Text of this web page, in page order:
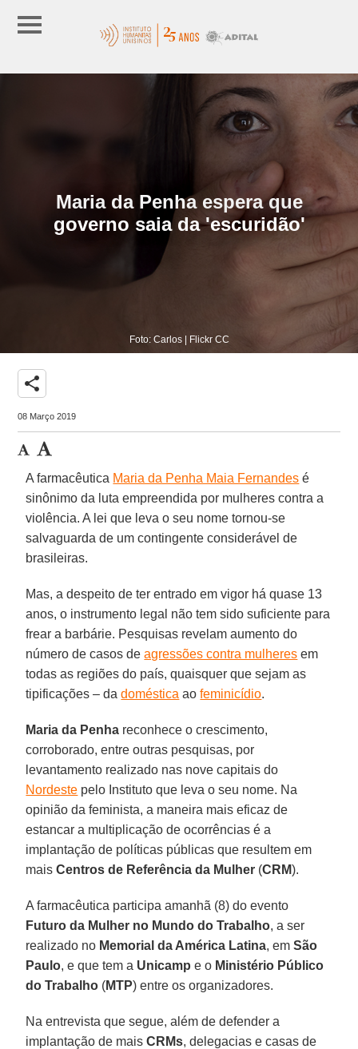
Maria da Penha espera que
governo saia da 'escuridão'
Foto: Carlos | Flickr CC
share
08 Março 2019
A farmacêutica Maria da Penha Maia Fernandes é
sinônimo da luta empreendida por mulheres contra a
violência. A lei que leva o seu nome tornou-se
salvaguarda de um contingente considerável de
brasileiras.
Mas, a despeito de ter entrado em vigor há quase 13
anos, o instrumento legal não tem sido suficiente para
frear a barbárie. Pesquisas revelam aumento do
número de casos deagressões contra mulheres em
todas as regiões do país, quaisquer que sejam as
tipificações – dadoméstica aofeminicídio.
Maria da Penha reconhece o crescimento,
corroborado, entre outras pesquisas, por
levantamento realizado nas nove capitais do
Nordeste pelo Instituto que leva o seu nome. Na
opinião da feminista, a maneira mais eficaz de
estancar a multiplicação de ocorrências é a
implantação de políticas públicas que resultem em
maisCentros de Referência da Mulher (CRM).
A farmacêutica participa amanhã (8) do evento
Futuro da Mulher no Mundo do Trabalho, a ser
realizado no Memorial da América Latina, emSão
Paulo, e que tem a Unicamp e o Ministério Público
do Trabalho (MTP) entre os organizadores.
Na entrevista que segue, além de defender a
implantação de maisCRMs, delegacias e casas de